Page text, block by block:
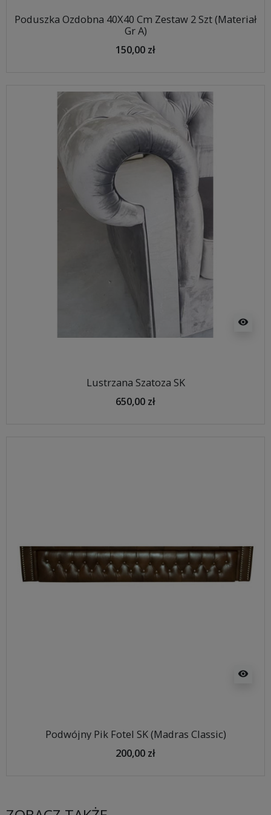
Poduszka Ozdobna 40X40 Cm Zestaw 2 Szt (Materiał
Gr A)
150,00 zł
visibility
Lustrzana Szatoza SK
650,00 zł
visibility
Podwójny Pik Fotel SK (Madras Classic)
200,00 zł